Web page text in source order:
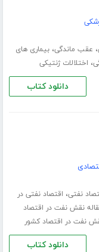
، عقب ماندگی،بیماری های
، اختلالات ژنتیکی
دانلود کتاب
نفتی، اقتصاد نفتی در
نقش نفت در اقتصاد
نفت در اقتصاد کشور
دانلود کتاب